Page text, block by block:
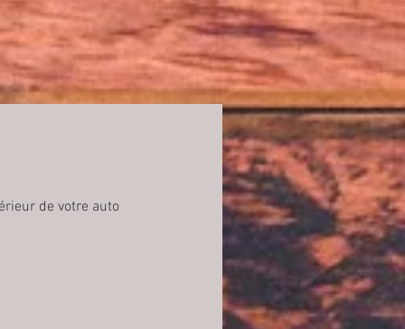
de votre auto